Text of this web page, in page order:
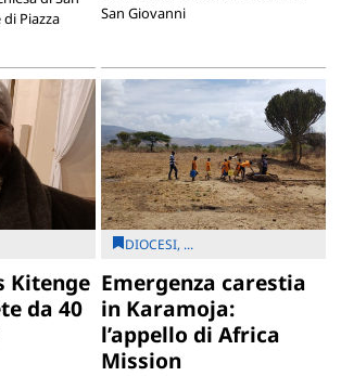
Piazza
San Giovanni
Kitenge
da 40
DIOCESI, ...
Emergenza carestia
in Karamoja:
l’appello di Africa
Mission